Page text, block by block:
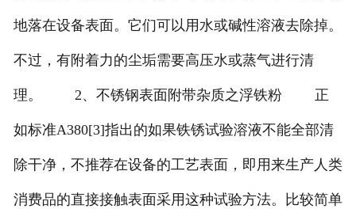
合作伙伴
销售网络
联系我们
地落在设备表面。它们可以用水或碱性溶液去除掉。
不过，有附着力的尘垢需要高压水或蒸气进行清
理。 2、不锈钢表面附带杂质之浮铁粉 正
如标准A380[3]指出的如果铁锈试验溶液不能全部清
除干净，不推荐在设备的工艺表面，即用来生产人类
消费品的直接接触表面采用这种试验方法。比较简单